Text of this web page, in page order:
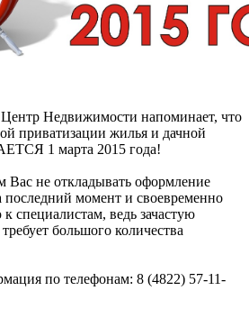
Недвижимости напоминает, что
приватизации жилья и дачной
1 марта 2015 года!
не откладывать оформление
момент и своевременно
специалистам, ведь зачастую
большого количества
по телефонам: 8 (4822) 57-11-